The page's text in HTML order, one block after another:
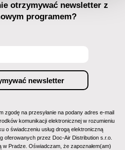
otrzymywać newsletter z
programem?
zgodę na przesyłanie na podany adres e-mail
komunikacji elektronicznej w rozumieniu
o świadczeniu usług drogą elektroniczną
oferowanych przez Doc-Air Distribution s.r.o.
Pradze. Oświadczam, że zapoznałem(am)